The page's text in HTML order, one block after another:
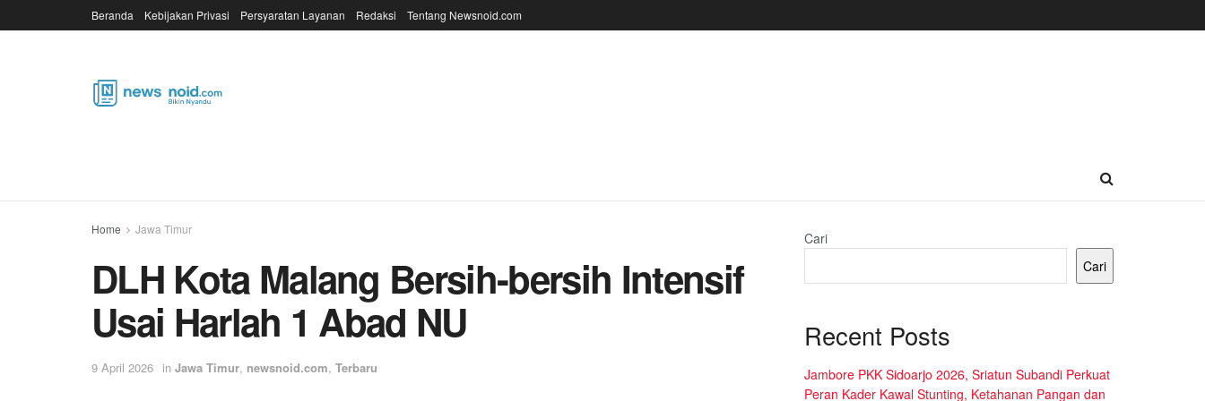
Beranda Kebijakan Privasi Persyaratan Layanan Redaksi Tentang Newsnoid.com
Home Jawa Timur
DLH Kota Malang Bersih-bersih Intensif
Usai Harlah 1 Abad NU
9 April 2026 in Jawa Timur, newsnoid.com, Terbaru
Cari
Cari
Recent Posts
Jambore PKK Sidoarjo 2026, Sriatun Subandi Perkuat
Peran Kader Kawal Stunting, Ketahanan Pangan dan